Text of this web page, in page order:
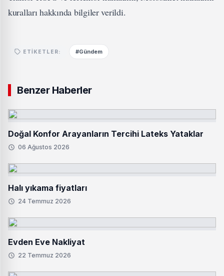
kuralları hakkında bilgiler verildi.
ETIKETLER: #Gündem
Benzer Haberler
Doğal Konfor Arayanların Tercihi Lateks Yataklar
06 Ağustos 2026
Halı yıkama fiyatları
24 Temmuz 2026
Evden Eve Nakliyat
22 Temmuz 2026